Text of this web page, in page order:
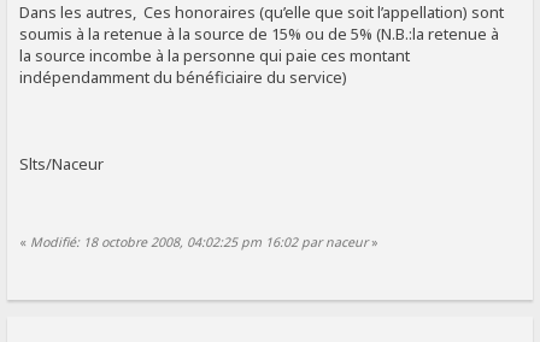
Dans les autres, Ces honoraires (qu’elle que soit l’appellation) sont
soumis à la retenue à la source de 15% ou de 5% (N.B.:la retenue à
la source incombe à la personne qui paie ces montant
indépendamment du bénéficiaire du service)
Slts/Naceur
« Modifié: 18 octobre 2008, 04:02:25 pm 16:02 par naceur»